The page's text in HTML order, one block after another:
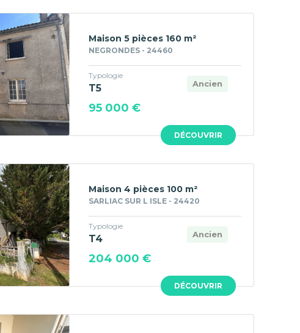
DÉCOUVRIR
Maison 5 pièces 160 m²
NEGRONDES - 24460
Ancien
Typologie
T5
95 000 €
DÉCOUVRIR
Maison 4 pièces 100 m²
SARLIAC SUR L ISLE - 24420
Ancien
Typologie
T4
204 000 €